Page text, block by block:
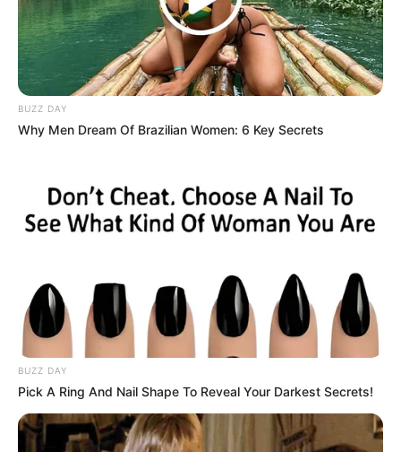
Savannah LaBrant
BUZZ DAY
Why Men Dream Of Brazilian Women: 6 Key Secrets
BUZZ DAY
Pick A Ring And Nail Shape To Reveal Your Darkest Secrets!